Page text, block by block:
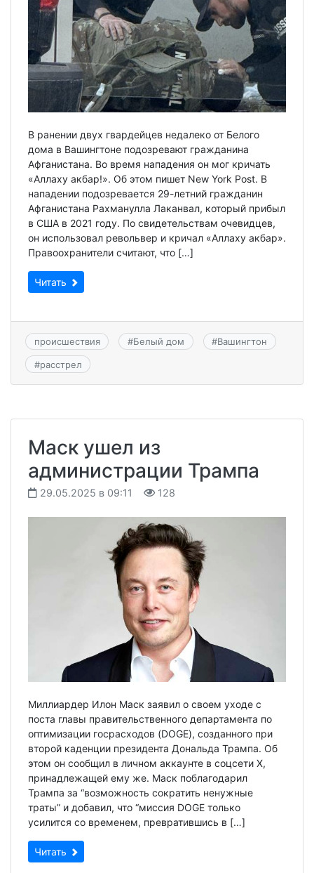
В ранении двух гвардейцев недалеко от Белого
дома в Вашингтоне подозревают гражданина
Афганистана. Во время нападения он мог кричать
«Аллаху акбар!». Об этом пишет New York Post. В
нападении подозревается 29-летний гражданин
Афганистана Рахманулла Лаканвал, который прибыл
в США в 2021 году. По свидетельствам очевидцев,
он использовал револьвер и кричал «Аллаху акбар».
Правоохранители считают, что […]
Читать
происшествия #Белый дом #Вашингтон
#расстрел
Маск ушел из
администрации Трампа
29.05.2025 в 09:11 128
Миллиардер Илон Маск заявил о своем уходе с
поста главы правительственного департамента по
оптимизации госрасходов (DOGE), созданного при
второй каденции президента Дональда Трампа. Об
этом он сообщил в личном аккаунте в соцсети X,
принадлежащей ему же. Маск поблагодарил
Трампа за “возможность сократить ненужные
траты” и добавил, что “миссия DOGE только
усилится со временем, превратившись в […]
Читать